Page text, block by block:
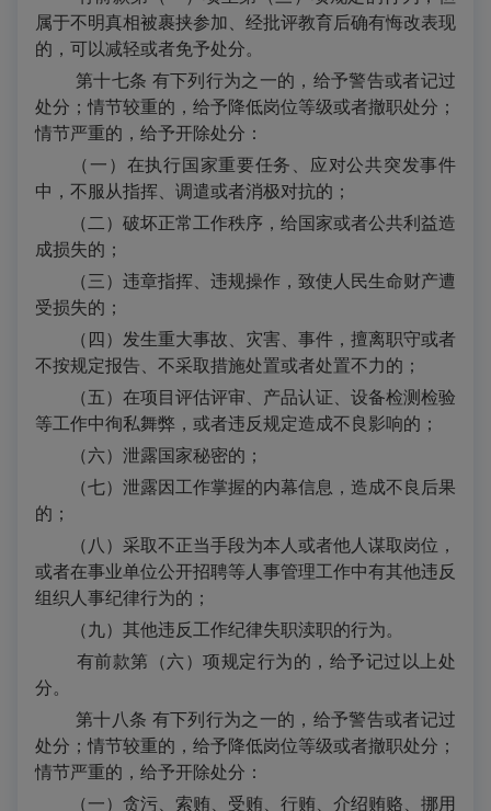
属于不明真相被裹挟参加、经批评教育后确有悔改表现
的，可以减轻或者免予处分。
第十七条 有下列行为之一的，给予警告或者记过
处分；情节较重的，给予降低岗位等级或者撤职处分；
情节严重的，给予开除处分：
（一）在执行国家重要任务、应对公共突发事件
中，不服从指挥、调遣或者消极对抗的；
（二）破坏正常工作秩序，给国家或者公共利益造
成损失的；
（三）违章指挥、违规操作，致使人民生命财产遭
受损失的；
（四）发生重大事故、灾害、事件，擅离职守或者
不按规定报告、不采取措施处置或者处置不力的；
（五）在项目评估评审、产品认证、设备检测检验
等工作中徇私舞弊，或者违反规定造成不良影响的；
（六）泄露国家秘密的；
（七）泄露因工作掌握的内幕信息，造成不良后果
的；
（八）采取不正当手段为本人或者他人谋取岗位，
或者在事业单位公开招聘等人事管理工作中有其他违反
组织人事纪律行为的；
（九）其他违反工作纪律失职渎职的行为。
有前款第（六）项规定行为的，给予记过以上处
分。
第十八条 有下列行为之一的，给予警告或者记过
处分；情节较重的，给予降低岗位等级或者撤职处分；
情节严重的，给予开除处分：
（一）贪污、索贿、受贿、行贿、介绍贿赂、挪用